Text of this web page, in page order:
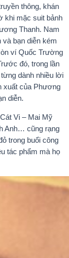
thông, khán
khi mặc suit bảnh
Thanh. Nam
bạn diễn kém
ví Quốc Trường
đó, trong lần
dành nhiều lời
xuất của Phương
diễn.
Vi – Mai Mỹ
Anh… cũng rạng
trong buổi công
tác phẩm mà họ